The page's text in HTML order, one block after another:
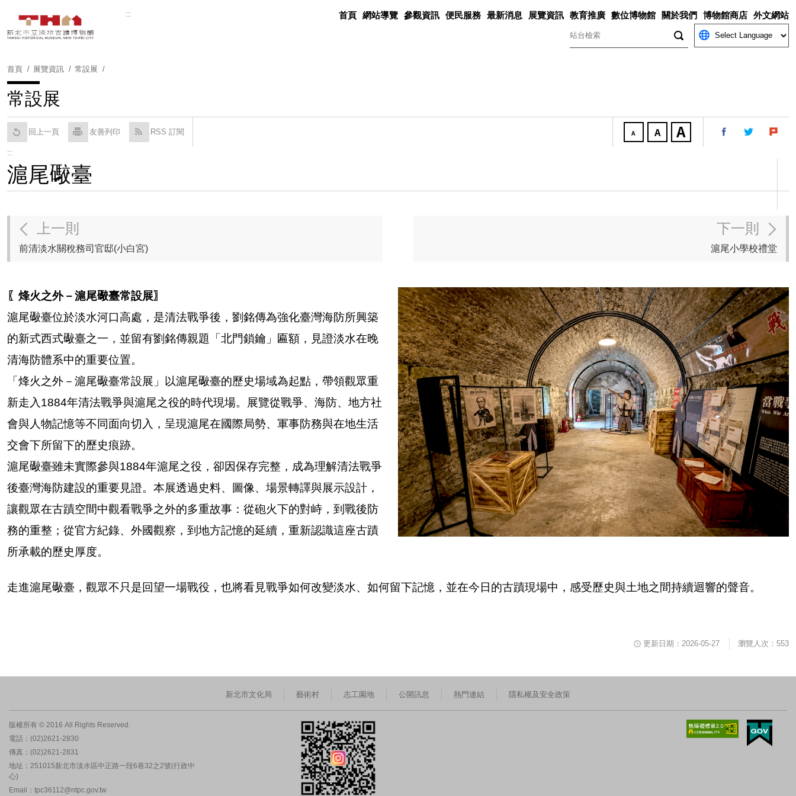
::: 首頁 網站導覽 參觀資訊 便民服務 最新消息 展覽資訊 教育推廣 數位博物館 關於我們 博物館商店 外文網站
首頁 展覽資訊 常設展
常設展
回上一頁 友善列印 RSS 訂閱
:::
滬尾礮臺
上一則
前清淡水關稅務司官邸(小白宮)
下一則
滬尾小學校禮堂
〖 烽火之外－滬尾礮臺常設展〗
滬尾礮臺位於淡水河口高處，是清法戰爭後，劉銘傳為強化臺灣海防所興築
的新式西式礮臺之一，並留有劉銘傳親題「北門鎖鑰」匾額，見證淡水在晚
清海防體系中的重要位置。
「烽火之外－滬尾礮臺常設展」以滬尾礮臺的歷史場域為起點，帶領觀眾重
新走入 1884年清法戰爭與滬尾之役的時代現場。展覽從戰爭、海防、地方社
會與人物記憶等不同面向切入，呈現滬尾在國際局勢、軍事防務與在地生活
交會下所留下的歷史痕跡。
滬尾礮臺雖未實際參與1884年滬尾之役，卻因保存完整，成為理解清法戰爭
後臺灣海防建設的重要見證。本展透過史料、圖像、場景轉譯與展示設計，
讓觀眾在古蹟空間中觀看戰爭之外的多重故事：從砲火下的對峙，到戰後防
務的重整；從官方紀錄、外國觀察，到地方記憶的延續，重新認識這座古蹟
所承載的歷史厚度。
走進滬尾礮臺，觀眾不只是回望一場戰役，也將看見戰爭如何改變淡水、如何留下記憶，並在今日的古蹟現場中，感受歷史與土地之間持續迴響的聲音。
更新日期：2026-05-27 瀏覽人次：553
新北市文化局 藝術村 志工園地 公開訊息 熱門連結 隱私權及安全政策
版權所有 © 2016 All Rights Reserved.
電話：(02)2621-2830
傳真：(02)2621-2831
地址：251015新北市淡水區中正路一段6巷32之2號(行政中
心)
Email：tpc36112@ntpc.gov.tw